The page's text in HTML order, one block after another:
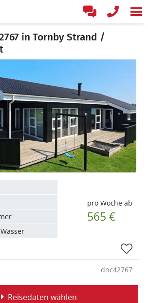
in Tornby Strand /
pro Woche ab
565 €
dnc42767
Reisedaten wählen